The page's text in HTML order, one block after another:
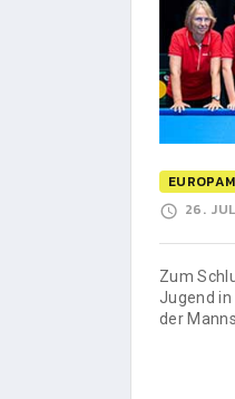
26.
Zum
Jugend in
der